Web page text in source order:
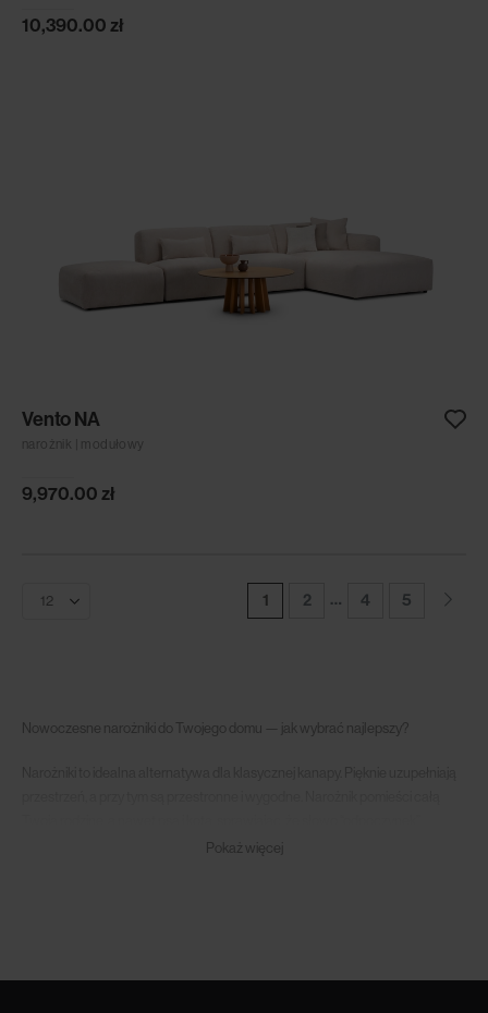
10,390.00 zł
Vento NA
narożnik | modułowy
9,970.00 zł
1 2 … 4 5
Nowoczesne narożniki do Twojego domu — jak wybrać najlepszy?
nabierze nowego znaczenia. Jak jednak wybrać najlepszy model? Na co
klasycznych kanap. Skąd ich popularność? Sekret tkwi w kilku aspektach.
Pokaż więcej